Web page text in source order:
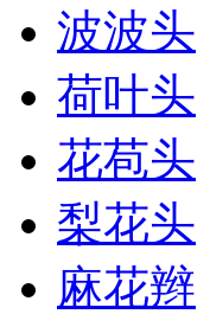
波波头
荷叶头
花苞头
梨花头
麻花辫